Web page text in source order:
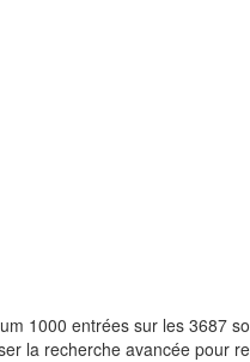
1000 entrées sur les 3687
la recherche avancée pour